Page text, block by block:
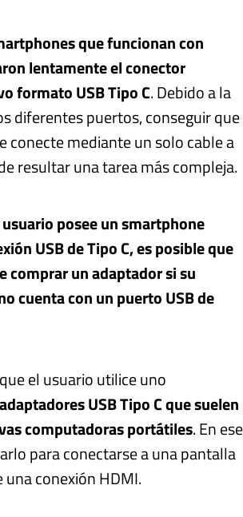
que funcionan con
lentamente el conector
formato USB Tipo C. Debido a la
diferentes puertos, conseguir que
conecte mediante un solo cable a
resultar una tarea más compleja.
posee un smartphone
USB de Tipo C, es posible que
comprar un adaptador si su
cuenta con un puerto USB de
el usuario utilice uno
adaptadores USB Tipo C que suelen
computadoras portátiles. En ese
para conectarse a una pantalla
conexión HDMI.